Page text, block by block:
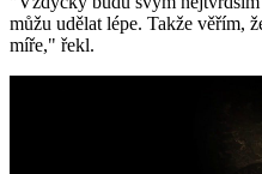
můžu udělat lépe. Takže věřím,
míře," řekl.